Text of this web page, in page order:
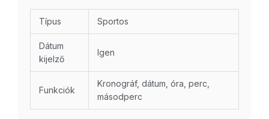
Típus Sportos
Dátum
kijelző
Igen
Funkciók
Kronográf, dátum, óra, perc,
másodperc